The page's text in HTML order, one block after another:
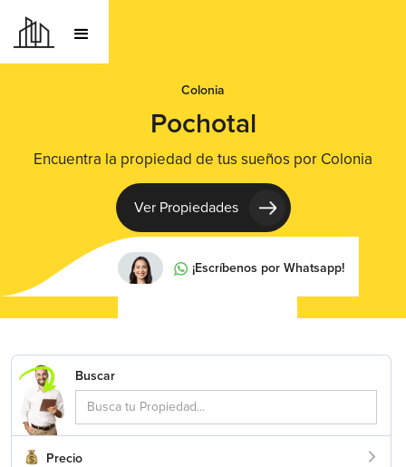
Colonia
Pochotal
Encuentra la propiedad de tus sueños por Colonia
Ver Propiedades
¡Escríbenos por Whatsapp!
Buscar
Precio